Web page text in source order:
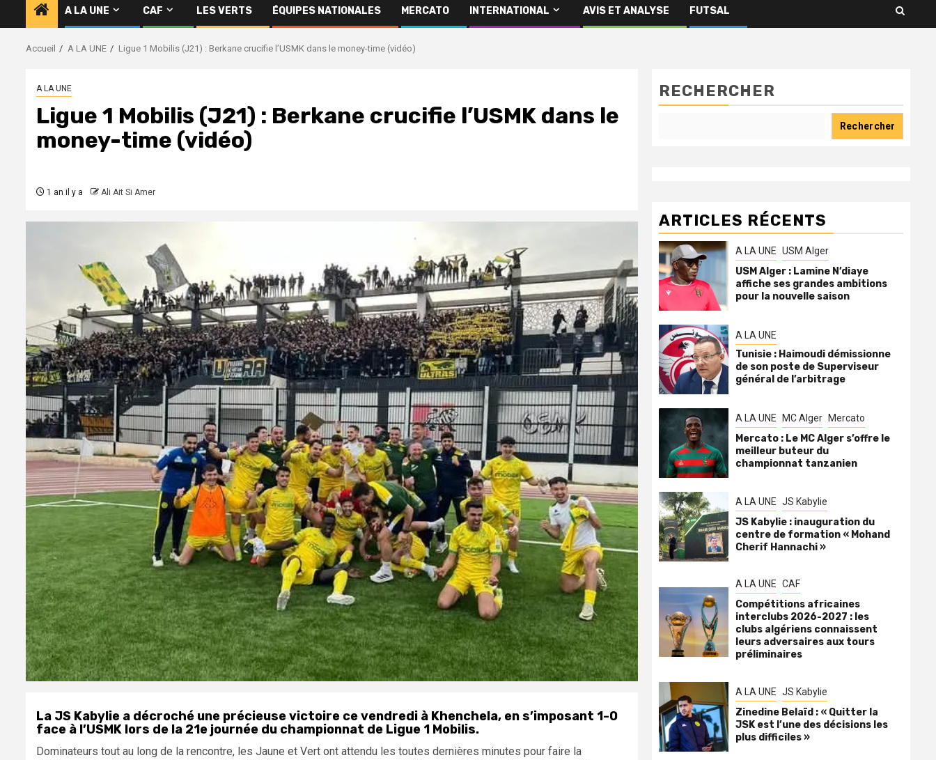
A LA UNE CAF LES VERTS ÉQUIPES NATIONALES MERCATO INTERNATIONAL AVIS ET ANALYSE FUTSAL
Accueil A LA UNE Ligue 1 Mobilis (J21) : Berkane crucifie l’USMK dans le money-time (vidéo)
A LA UNE
Ligue 1 Mobilis (J21) : Berkane crucifie l’USMK dans le
money-time (vidéo)
1 an il y a Ali Ait Si Amer
La JS Kabylie a décroché une précieuse victoire ce vendredi à Khenchela, en s’imposant 1-0
face à l’USMK lors de la 21e journée du championnat de Ligue 1 Mobilis.
Dominateurs tout au long de la rencontre, les Jaune et Vert ont attendu les toutes dernières minutes pour faire la
RECHERCHER
Rechercher
ARTICLES RÉCENTS
A LA UNE USM Alger
USM Alger : Lamine N’diaye
affiche ses grandes ambitions
pour la nouvelle saison
A LA UNE
Tunisie : Haimoudi démissionne
de son poste de Superviseur
général de l’arbitrage
A LA UNE MC Alger Mercato
Mercato : Le MC Alger s’offre le
meilleur buteur du
championnat tanzanien
A LA UNE JS Kabylie
JS Kabylie : inauguration du
centre de formation « Mohand
Cherif Hannachi »
A LA UNE CAF
Compétitions africaines
interclubs 2026-2027 : les
clubs algériens connaissent
leurs adversaires aux tours
préliminaires
A LA UNE JS Kabylie
Zinedine Belaïd : « Quitter la
JSK est l’une des décisions les
plus difficiles »